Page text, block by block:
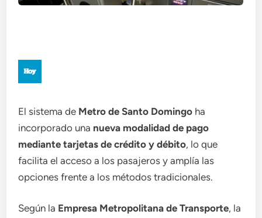
El sistema de Metro de Santo Domingo ha
incorporado una nueva modalidad de pago
mediante tarjetas de crédito y débito, lo que
facilita el acceso a los pasajeros y amplía las
opciones frente a los métodos tradicionales.
Según la Empresa Metropolitana de Transporte, la